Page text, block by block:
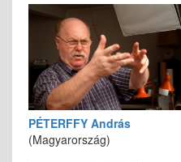
PÉTERFFY András
(Magyarország)